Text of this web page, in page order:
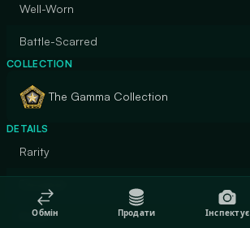
Well-Worn
Battle-Scarred
COLLECTION
The Gamma Collection
DETAILS
Rarity
Finish
Обмін Продати Інспектує